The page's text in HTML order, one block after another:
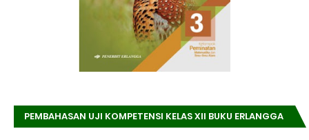
PEMBAHASAN UJI KOMPETENSI KELAS XII BUKU ERLANGGA